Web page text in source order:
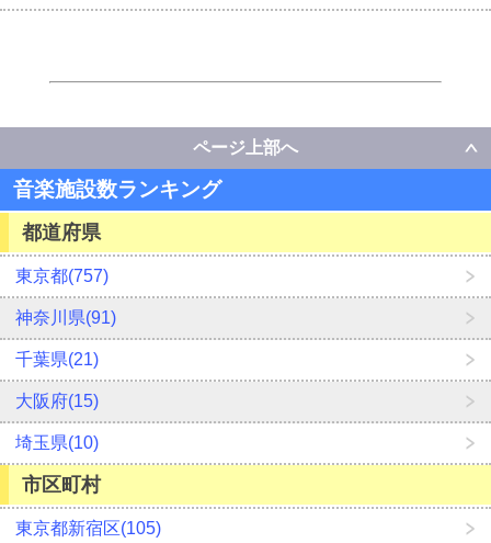
ページ上部へ
音楽施設数ランキング
都道府県
東京都(757)
神奈川県(91)
千葉県(21)
大阪府(15)
埼玉県(10)
市区町村
東京都新宿区(105)